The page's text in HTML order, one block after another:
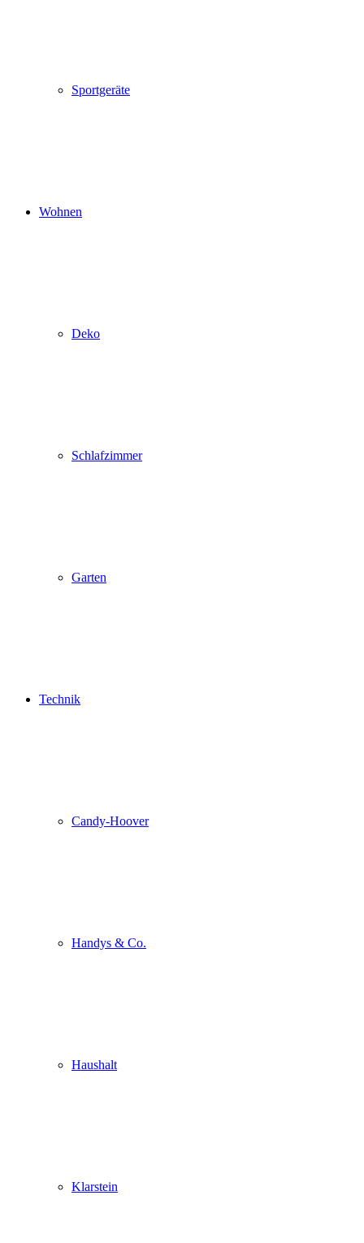
Sportgeräte
Wohnen
Deko
Schlafzimmer
Garten
Technik
Candy-Hoover
Handys & Co.
Haushalt
Klarstein